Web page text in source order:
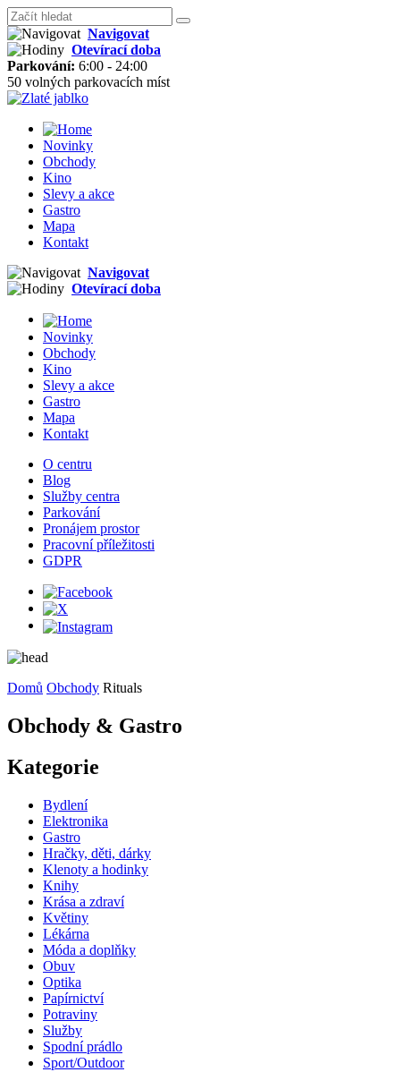
Navigovat
Otevírací doba
Parkování: 6:00 - 24:00
50 volných parkovacích míst
Novinky
Obchody
Kino
Slevy a akce
Gastro
Mapa
Kontakt
Navigovat
Otevírací doba
Novinky
Obchody
Kino
Slevy a akce
Gastro
Mapa
Kontakt
O centru
Blog
Služby centra
Parkování
Pronájem prostor
Pracovní příležitosti
GDPR
Domů Obchody Rituals
Obchody & Gastro
Kategorie
Bydlení
Elektronika
Gastro
Hračky, děti, dárky
Klenoty a hodinky
Knihy
Krása a zdraví
Květiny
Lékárna
Móda a doplňky
Obuv
Optika
Papírnictví
Potraviny
Služby
Spodní prádlo
Sport/Outdoor